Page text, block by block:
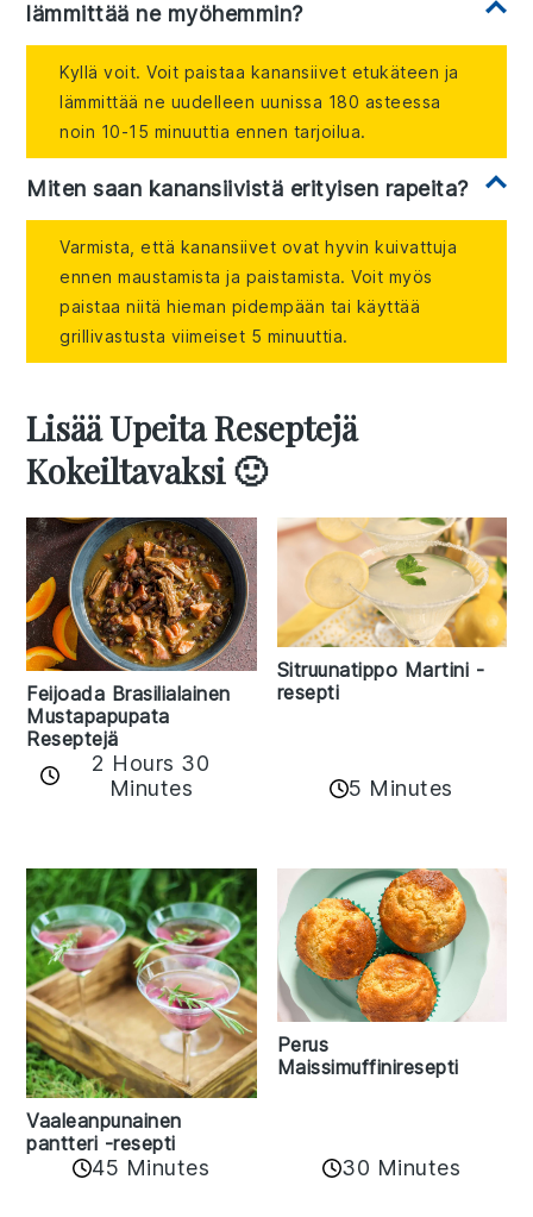
lämmittää ne myöhemmin?
Kyllä voit. Voit paistaa kanansiivet etukäteen ja
lämmittää ne uudelleen uunissa 180 asteessa
noin 10-15 minuuttia ennen tarjoilua.
Miten saan kanansiivistä erityisen rapeita?
Varmista, että kanansiivet ovat hyvin kuivattuja
ennen maustamista ja paistamista. Voit myös
paistaa niitä hieman pidempään tai käyttää
grillivastusta viimeiset 5 minuuttia.
Lisää Upeita Reseptejä
Kokeiltavaksi 🙂
Feijoada Brasilialainen
Mustapapupata
Reseptejä
2 Hours 30
Minutes
Sitruunatippo Martini -
resepti
5 Minutes
Vaaleanpunainen
pantteri -resepti
45 Minutes
Perus
Maissimuffiniresepti
30 Minutes